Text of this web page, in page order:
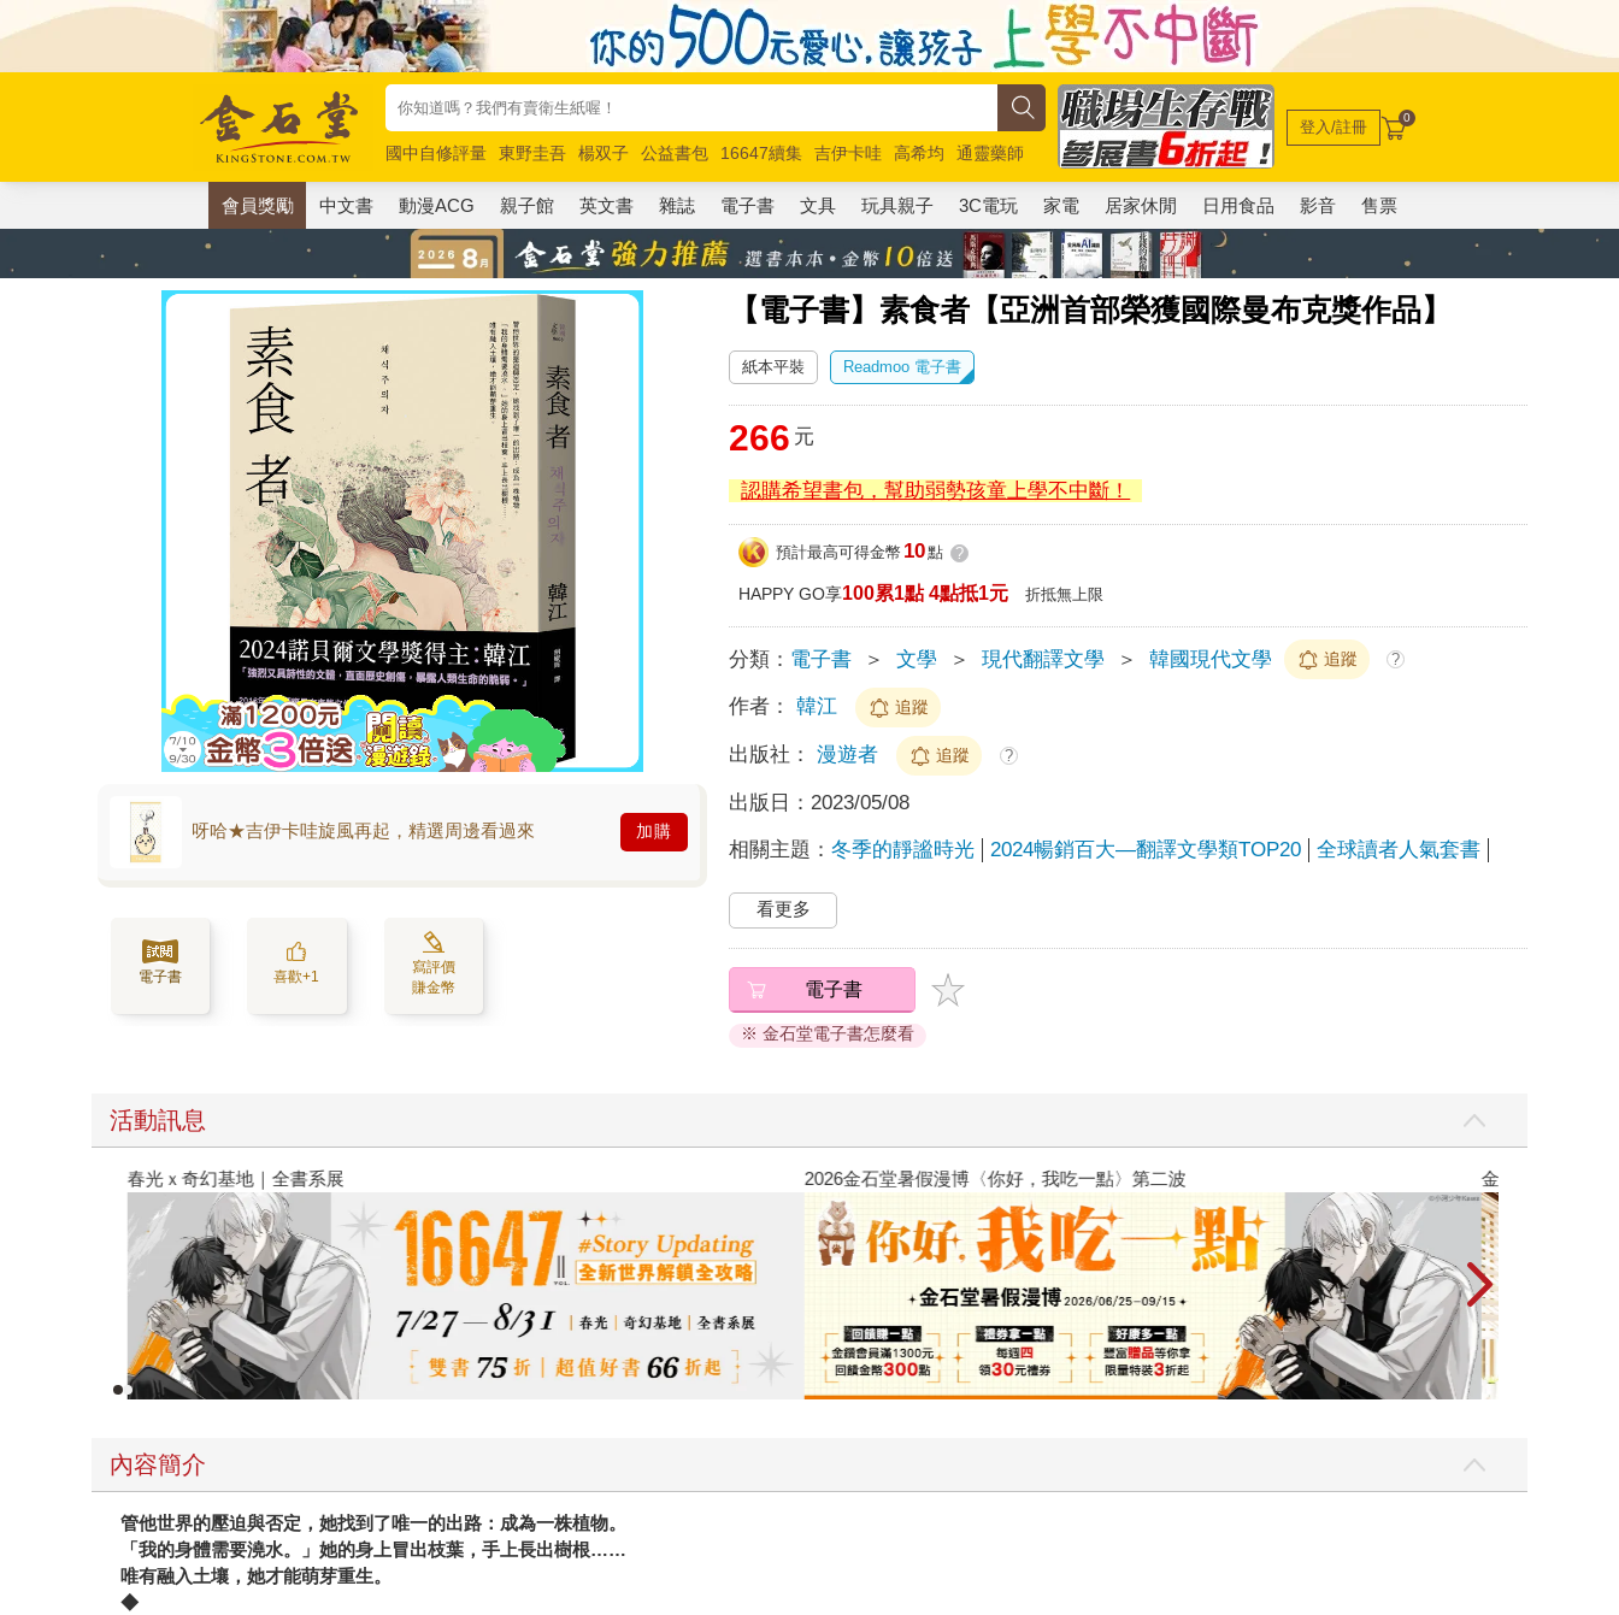
國中自修評量 東野圭吾 楊双子 公益書包 16647續集 吉伊卡哇 高希均
通靈藥師
唯紅花綻放
奧德賽 路邊攤新作 馬斯克 玩具總動員5 超慢跑
登入/註冊 0
會員獎勵 中文書 動漫ACG 親子館 英文書 雜誌 電子書 文具 玩具親子 3C電玩 家電 居家休閒 日用食品 影音 售票
【電子書】素食者【亞洲首部榮獲國際曼布克獎作品】
呀哈★吉伊卡哇旋風再起，精選周邊看過來 加購
電子書 喜歡+1
寫評價
賺金幣
紙本平裝 Readmoo 電子書
266 元
認購希望書包，幫助弱勢孩童上學不中斷！
預計最高可得金幣 10點 ?
HAPPY GO享100累1點 4點抵1元 折抵無上限
分類： 電子書 ＞ 文學 ＞ 現代翻譯文學 ＞ 韓國現代文學 追蹤 ?
作者： 韓江 追蹤
出版社： 漫遊者 追蹤 ?
出版日： 2023/05/08
相關主題：冬季的靜謐時光 2024暢銷百大—翻譯文學類TOP20 全球讀者人氣套書
看更多
電子書
※ 金石堂電子書怎麼看
活動訊息
春光ｘ奇幻基地｜全書系展 2026金石堂暑假漫博〈你好，我吃一點〉第二波 金石堂2026海
內容簡介
管他世界的壓迫與否定，她找到了唯一的出路：成為一株植物。
「我的身體需要澆水。」她的身上冒出枝葉，手上長出樹根……
唯有融入土壤，她才能萌芽重生。
◆